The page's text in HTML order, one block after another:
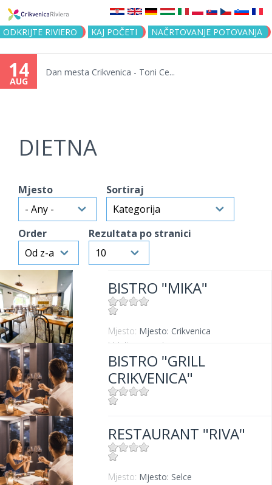
Jump to navigation
ODKRIJTE RIVIERO KAJ POČETI NAČRTOVANJE POTOVANJA
14
AUG
Dan mesta Crikvenica - Toni Ce...
DIETNA
Mjesto Sortiraj
Order Rezultata po stranici
BISTRO "MIKA"
Mjesto: Mjesto: Crikvenica
Udaljenost od mora:
BISTRO "GRILL
CRIKVENICA"
Udaljenost od mora:
10 m
RESTAURANT "RIVA"
Mjesto: Mjesto: Selce